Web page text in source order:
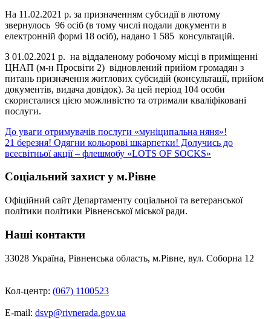
На 11.02.2021 р. за призначенням субсидії в лютому
звернулось 96 осіб (в тому числі подали документи в
електронній формі 18 осіб), надано 1 585 консультацій.
З 01.02.2021 р. на віддаленому робочому місці в приміщенні
ЦНАП (м-н Просвіти 2) відновлений прийом громадян з
питань призначення житлових субсидій (консультації, прийом
документів, видача довідок). За цей період 104 особи
скористалися цією можливістю та отримали кваліфіковані
послуги.
Навігація
записів
До уваги отримувачів послуги «муніципальна няня»!
21 березня! Одягни кольорові шкарпетки! Долучись до
всесвітньої акції – флешмобу «LOTS OF SOCKS»
Соціальний захист у м.Рівне
Офіційний сайт Департаменту соціальної та ветеранської
політики політики Рівненської міської ради.
Наші контакти
33028 Україна, Рівненська область, м.Рівне, вул. Соборна 12
Кол-центр: (067) 1100523
E-mail: dsvp@rivnerada.gov.ua